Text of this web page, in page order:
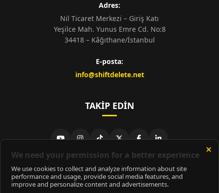
Adres:
Nil Ticaret Merkezi – Giriş Katı
Yeşilce Mah. Yunus Emre Cd. No:8
34418 – Kâğıthane/İstanbul
E-posta:
info@shiftdelete.net
TAKIP EDIN